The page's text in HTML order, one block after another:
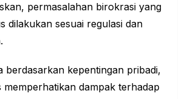
permasalahan birokrasi yang
dilakukan sesuai regulasi dan
berdasarkan kepentingan pribadi,
dampak terhadap